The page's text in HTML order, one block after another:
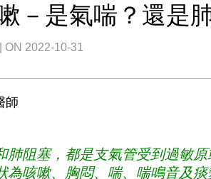
－是氣喘？還是
| ON 2022-10-31
師
肺阻塞，都是支氣管受到過敏
為咳嗽、胸悶、喘、喘鳴音及